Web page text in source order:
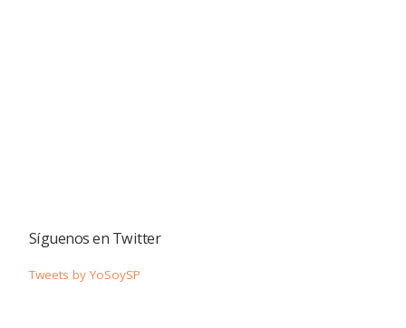
Síguenos en Twitter
Tweets by YoSoySP